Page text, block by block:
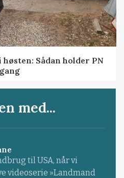
Sådan holder PN
med...
til USA, når vi
videoserie »Landmand